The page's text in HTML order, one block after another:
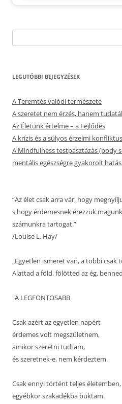
LEGUTÓBBI BEJEGYZÉSEK
A Teremtés valódi természete
A szeretet nem érzés, hanem
Az Életünk értelme – a Fejlődés
A krízis és a súlyos érzelmi
A Mindfulness testpásztázás (body
mentális egészségre gyakorolt
“Az élet csak arra vár, hogy
s hogy érdemesnek érezzük
számunkra tartogat.”
/Louise L. Hay/
„Egyetlen ismeret van, a többi csak
Alattad a föld, fölötted az ég,
"A LEGFONTOSABB
Csak azért az egyetlen napért
érdemes volt megszületnem,
amikor szeretni tudtam,
és szeretnek-e, nem kérdeztem.
Csak ennyi történt teljes életemben,
egyébkor szakadékba buktam.